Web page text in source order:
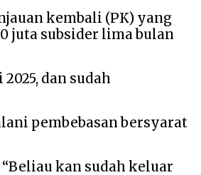
kembali (PK) yang
juta subsider lima bulan
dan sudah
pembebasan bersyarat
kan sudah keluar